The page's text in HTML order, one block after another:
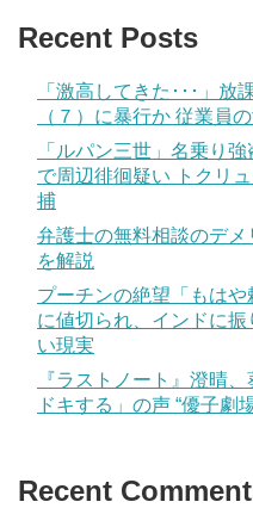
Recent Posts
「激高してきた･･･」放
（７）に暴行か 従業員
「ルパン三世」名乗り
で周辺徘徊疑い トクリ
捕
弁護士の無料相談のデメ
を解説
プーチンの絶望「もは
に値切られ、インドに振
い現実
『ラストノート』澄晴
ドキする」の声 “優子劇
Recent